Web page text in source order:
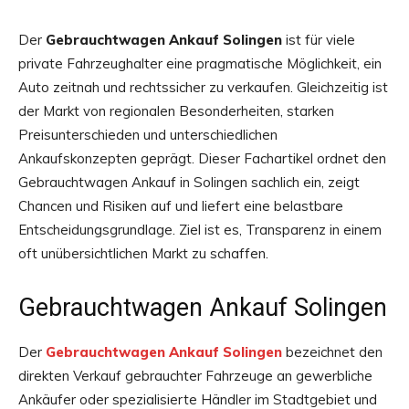
Der Gebrauchtwagen Ankauf Solingen ist für viele
private Fahrzeughalter eine pragmatische Möglichkeit, ein
Auto zeitnah und rechtssicher zu verkaufen. Gleichzeitig ist
der Markt von regionalen Besonderheiten, starken
Preisunterschieden und unterschiedlichen
Ankaufskonzepten geprägt. Dieser Fachartikel ordnet den
Gebrauchtwagen Ankauf in Solingen sachlich ein, zeigt
Chancen und Risiken auf und liefert eine belastbare
Entscheidungsgrundlage. Ziel ist es, Transparenz in einem
oft unübersichtlichen Markt zu schaffen.
Gebrauchtwagen Ankauf Solingen
Der Gebrauchtwagen Ankauf Solingen bezeichnet den
direkten Verkauf gebrauchter Fahrzeuge an gewerbliche
Ankäufer oder spezialisierte Händler im Stadtgebiet und